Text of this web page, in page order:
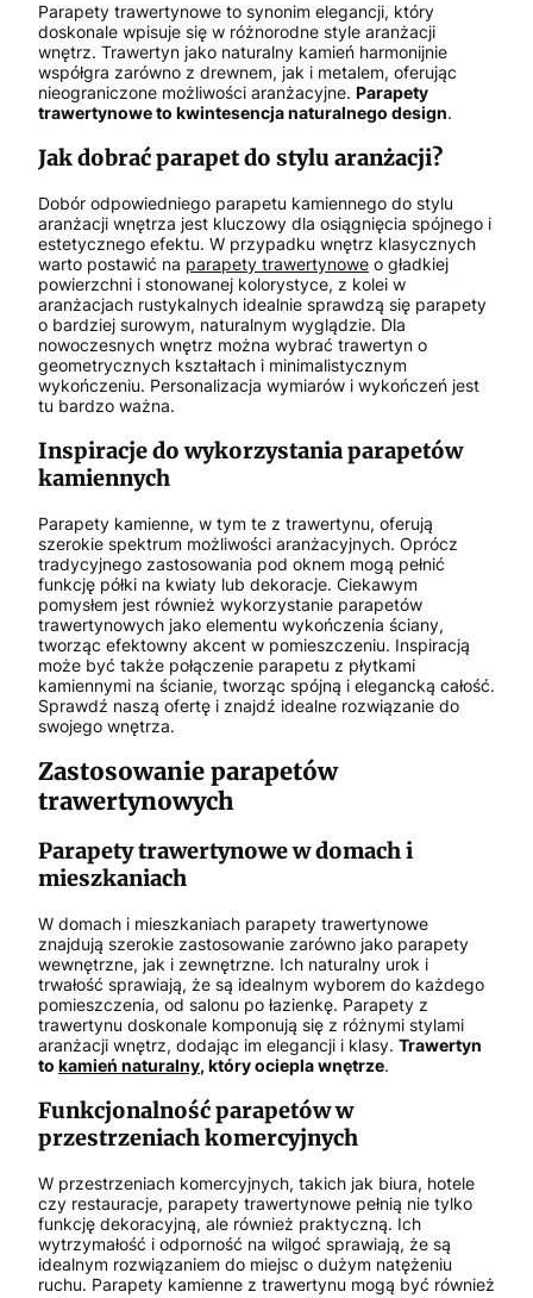
Parapety trawertynowe to synonim elegancji, który
doskonale wpisuje się w różnorodne style aranżacji
wnętrz. Trawertyn jako naturalny kamień harmonijnie
współgra zarówno z drewnem, jak i metalem, oferując
nieograniczone możliwości aranżacyjne. Parapety
trawertynowe to kwintesencja naturalnego design.
Jak dobrać parapet do stylu aranżacji?
Dobór odpowiedniego parapetu kamiennego do stylu
aranżacji wnętrza jest kluczowy dla osiągnięcia spójnego i
estetycznego efektu. W przypadku wnętrz klasycznych
warto postawić na parapety trawertynowe o gładkiej
powierzchni i stonowanej kolorystyce, z kolei w
aranżacjach rustykalnych idealnie sprawdzą się parapety
o bardziej surowym, naturalnym wyglądzie. Dla
nowoczesnych wnętrz można wybrać trawertyn o
geometrycznych kształtach i minimalistycznym
wykończeniu. Personalizacja wymiarów i wykończeń jest
tu bardzo ważna.
Inspiracje do wykorzystania parapetów
kamiennych
Parapety kamienne, w tym te z trawertynu, oferują
szerokie spektrum możliwości aranżacyjnych. Oprócz
tradycyjnego zastosowania pod oknem mogą pełnić
funkcję półki na kwiaty lub dekoracje. Ciekawym
pomysłem jest również wykorzystanie parapetów
trawertynowych jako elementu wykończenia ściany,
tworząc efektowny akcent w pomieszczeniu. Inspiracją
może być także połączenie parapetu z płytkami
kamiennymi na ścianie, tworząc spójną i elegancką całość.
Sprawdź naszą ofertę i znajdź idealne rozwiązanie do
swojego wnętrza.
Zastosowanie parapetów
trawertynowych
Parapety trawertynowe w domach i
mieszkaniach
W domach i mieszkaniach parapety trawertynowe
znajdują szerokie zastosowanie zarówno jako parapety
wewnętrzne, jak i zewnętrzne. Ich naturalny urok i
trwałość sprawiają, że są idealnym wyborem do każdego
pomieszczenia, od salonu po łazienkę. Parapety z
trawertynu doskonale komponują się z różnymi stylami
aranżacji wnętrz, dodając im elegancji i klasy. Trawertyn
to kamień naturalny, który ociepla wnętrze.
Funkcjonalność parapetów w
przestrzeniach komercyjnych
W przestrzeniach komercyjnych, takich jak biura, hotele
czy restauracje, parapety trawertynowe pełnią nie tylko
funkcję dekoracyjną, ale również praktyczną. Ich
wytrzymałość i odporność na wilgoć sprawiają, że są
idealnym rozwiązaniem do miejsc o dużym natężeniu
ruchu. Parapety kamienne z trawertynu mogą być również